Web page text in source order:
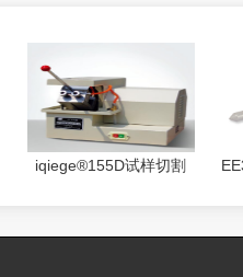
iqiege®155D试样切割